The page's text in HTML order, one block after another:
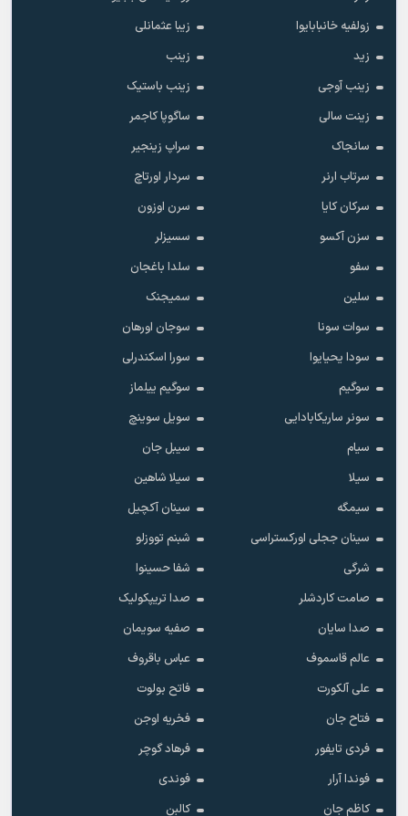
زولفیه خانبابایوا
زیبا عثمانلی
زید
زینب
زینب آوجی
زینب باستیک
زینت سالی
ساگوپا کاجمر
سانجاک
سراپ زینجیر
سرتاب ارنر
سردار اورتاچ
سرکان کایا
سرن اوزون
سزن آکسو
سسیزلر
سفو
سلدا باغجان
سلین
سمیجنک
سوات سونا
سوجان اورهان
سودا یحیایوا
سورا اسکندرلی
سوگیم
سوگیم ییلماز
سونر ساریکابادایی
سویل سوینچ
سیام
سیبل جان
سیلا
سیلا شاهین
سیمگه
سینان آکچیل
سینان ججلی اورکستراسی
شبنم تووزلو
شرگی
شفا حسینوا
صامت کاردشلر
صدا تریپکولیک
صدا سایان
صفیه سویمان
عالم قاسموف
عباس باقروف
علی آلکورت
فاتح بولوت
فتاح جان
فخریه اوجن
فردی تایفور
فرهاد گوچر
فوندا آرار
فوندی
کاظم جان
کالبن